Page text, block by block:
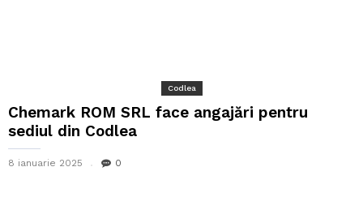
Codlea
Chemark ROM SRL face angajări pentru
sediul din Codlea
8 ianuarie 2025 0